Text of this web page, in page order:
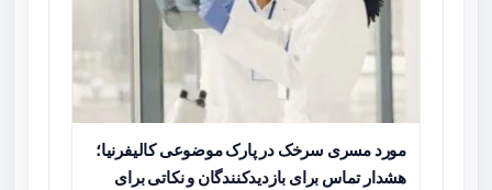
مورد مسری سرخک در پارک موضوعی کالیفرنیا؛
هشدار تماس برای بازدیدکنندگان و نکاتی برای